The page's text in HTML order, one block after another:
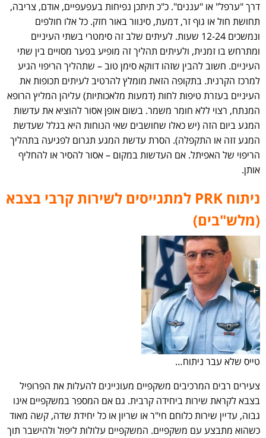
דרך "ערפל" או "עננים". כ"כ תיתכן נפיחות בעפעפיים, אודם, צריבה,
תחושת חול או גוף זר, דמעת, סינוור באור חזק. כל אלו חולפים
ונמשכים 12-24 שעות. לעיתים שלב זה סימטרי בשתי העיניים
ומתרחש בו זמנית, ולעיתים תהליך זה מופיע בפער מסויים בין שתי
העיניים. חשוב להבין שזהו דווקא סימן טוב – שתהליך הריפוי הגיע
למרכז הקרנית. בתקופה הזאת מומלץ להרטיב לעיתים תכופות את
העיניים בעזרת טיפות לחות (דמעות מלאכותיות) עליהן המליץ הרופא
המנתח, רצוי ללא חומר משמר. בשום אופן אסור להוציא את עדשות
המגע ביום הזה (יש כאלו שחושבים שאי הנוחות היא בגלל שעדשת
המגע זזה או התקפלה). הסרת עדשת המגע תגרום לפגיעה בתהליך
הריפוי של האפיתל. אם העדשות במקום – אסור להסיר או להחליף
אותן.
ניתוח PRK למתגייסים לשירות קרבי בצבא
(מלש"בים)
טייס שלא עבר ניתוח…
צעירים רבים המרכיבים משקפיים מעוניינים להעלות את הפרופיל
בצבא לקראת שירות ביחידה קרבית. גם אם המספר במשקפיים אינו
גבוה, עדיין שירות כלוחם חי"ר או שריון או כל יחידת שדה, קשה מאוד
כשהוא מתבצע עם משקפיים. המשקפיים עלולות ליפול ולהישבר תוך